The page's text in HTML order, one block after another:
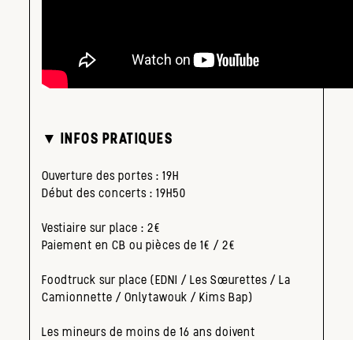
▼ INFOS PRATIQUES
Ouverture des portes : 19H
Début des concerts : 19H50
Vestiaire sur place : 2€
Paiement en CB ou pièces de 1€ / 2€
Foodtruck sur place (EDNI / Les Sœurettes / La
Camionnette / Onlytawouk / Kims Bap)
Les mineurs de moins de 16 ans doivent